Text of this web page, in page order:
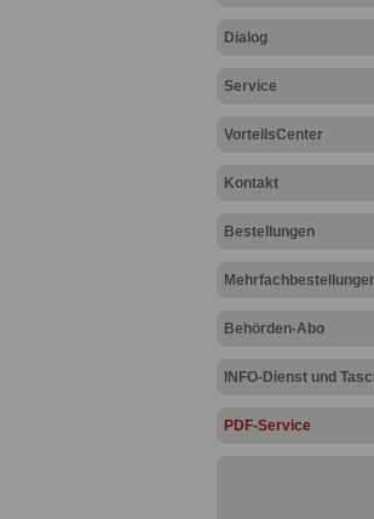
Dialog
Service
VorteilsCenter
Kontakt
Bestellungen
Behörden-Abo
INFO-Dienst und
PDF-Service